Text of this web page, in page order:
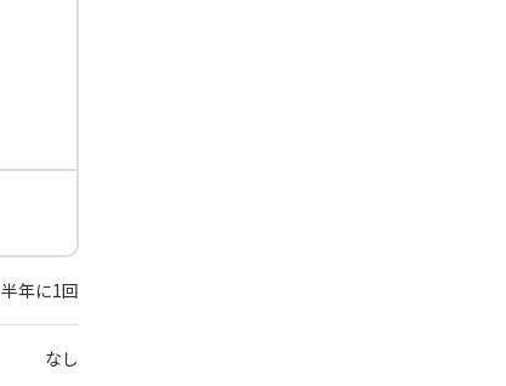
半年に1回
なし